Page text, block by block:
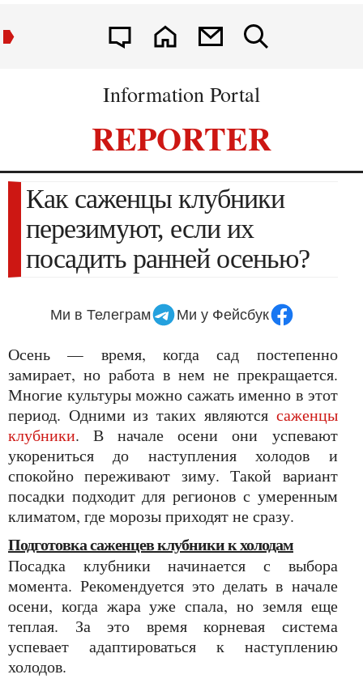
Information Portal
REPORTER
Как саженцы клубники
перезимуют, если их
посадить ранней осенью?
Ми в Телеграм Ми у Фейсбук
Осень — время, когда сад постепенно
замирает, но работа в нем не прекращается.
Многие культуры можно сажать именно в этот
период. Одними из таких являются саженцы
клубники. В начале осени они успевают
укорениться до наступления холодов и
спокойно переживают зиму. Такой вариант
посадки подходит для регионов с умеренным
климатом, где морозы приходят не сразу.
Подготовка саженцев клубники к холодам
Посадка клубники начинается с выбора
момента. Рекомендуется это делать в начале
осени, когда жара уже спала, но земля еще
теплая. За это время корневая система
успевает адаптироваться к наступлению
холодов.